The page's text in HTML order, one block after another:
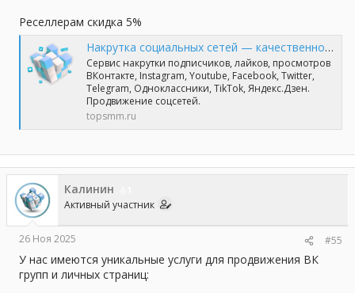
Реселлерам скидка 5%
Накрутка социальных сетей — качественно и профессионально | TopSmm
Сервис накрутки подписчиков, лайков, просмотров
ВКонтакте, Instagram, Youtube, Facebook, Twitter,
Telegram, Одноклассники, TikTok, Яндекс.Дзен.
Продвижение соцсетей.
topsmm.ru
Калинин
Активный участник
26 Ноя 2025 #55
У нас имеются уникальные услуги для продвижения ВК
групп и личных страниц: